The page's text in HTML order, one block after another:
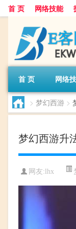
首 页 网络技能
首 页 网络
> 梦幻西游 >
梦幻西游升
网友: lhx